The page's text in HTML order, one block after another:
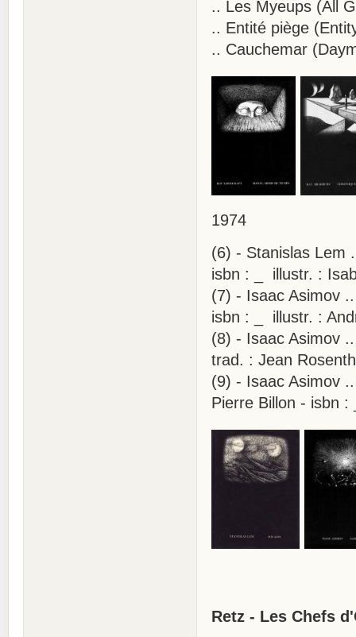
.. Les Myeups (All
.. Entité piège
.. Cauchemar
1974
(6) - Stanislas Lem
isbn : _ illustr. :
(7) - Isaac Asimov
isbn : _ illustr. :
(8) - Isaac Asimov
trad. : Jean
(9) - Isaac Asimov
Pierre Billon - isbn
Retz - Les Chefs